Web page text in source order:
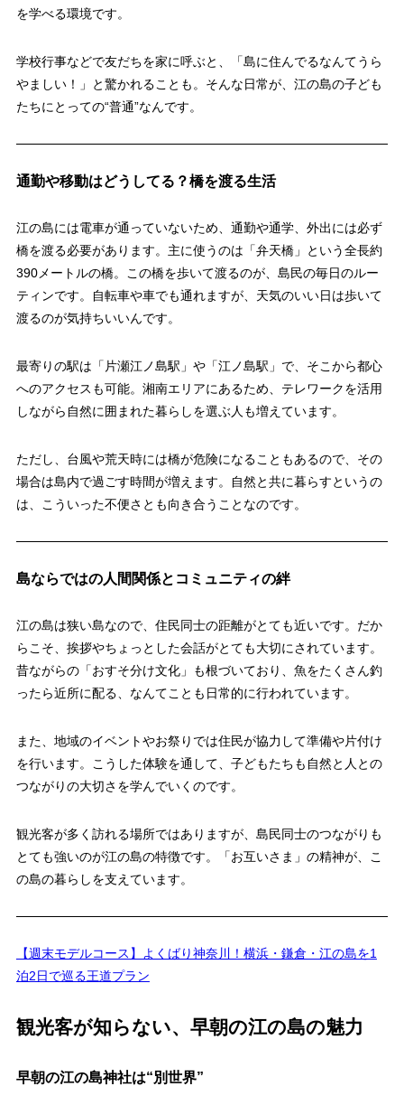
を学べる環境です。
学校行事などで友だちを家に呼ぶと、「島に住んでるなんてうら
やましい！」と驚かれることも。そんな日常が、江の島の子ども
たちにとっての“普通”なんです。
通勤や移動はどうしてる？橋を渡る生活
江の島には電車が通っていないため、通勤や通学、外出には必ず
橋を渡る必要があります。主に使うのは「弁天橋」という全長約
390メートルの橋。この橋を歩いて渡るのが、島民の毎日のルー
ティンです。自転車や車でも通れますが、天気のいい日は歩いて
渡るのが気持ちいいんです。
最寄りの駅は「片瀬江ノ島駅」や「江ノ島駅」で、そこから都心
へのアクセスも可能。湘南エリアにあるため、テレワークを活用
しながら自然に囲まれた暮らしを選ぶ人も増えています。
ただし、台風や荒天時には橋が危険になることもあるので、その
場合は島内で過ごす時間が増えます。自然と共に暮らすというの
は、こういった不便さとも向き合うことなのです。
島ならではの人間関係とコミュニティの絆
江の島は狭い島なので、住民同士の距離がとても近いです。だか
らこそ、挨拶やちょっとした会話がとても大切にされています。
昔ながらの「おすそ分け文化」も根づいており、魚をたくさん釣
ったら近所に配る、なんてことも日常的に行われています。
また、地域のイベントやお祭りでは住民が協力して準備や片付け
を行います。こうした体験を通して、子どもたちも自然と人との
つながりの大切さを学んでいくのです。
観光客が多く訪れる場所ではありますが、島民同士のつながりも
とても強いのが江の島の特徴です。「お互いさま」の精神が、こ
の島の暮らしを支えています。
【週末モデルコース】よくばり神奈川！横浜・鎌倉・江の島を1
泊2日で巡る王道プラン
観光客が知らない、早朝の江の島の魅力
早朝の江の島神社は“別世界”